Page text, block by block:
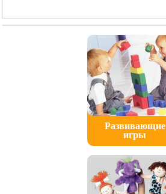
Развивающие
игры